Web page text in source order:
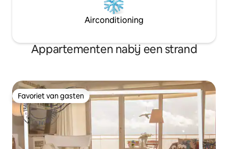
Airconditioning
Appartementen nabij een strand
Favoriet van gasten
Favoriet van gasten